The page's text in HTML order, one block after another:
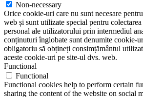
Non-necessary
Orice cookie-uri care nu sunt necesare
web și sunt utilizate special pentru
personal ale utilizatorului prin intermediul
conținuturi înglobate sunt denumite cookie-
obligatoriu să obțineți consimțământul
aceste cookie-uri pe site-ul dvs. web.
Functional
Functional
Functional cookies help to perform certain
sharing the content of the website on social